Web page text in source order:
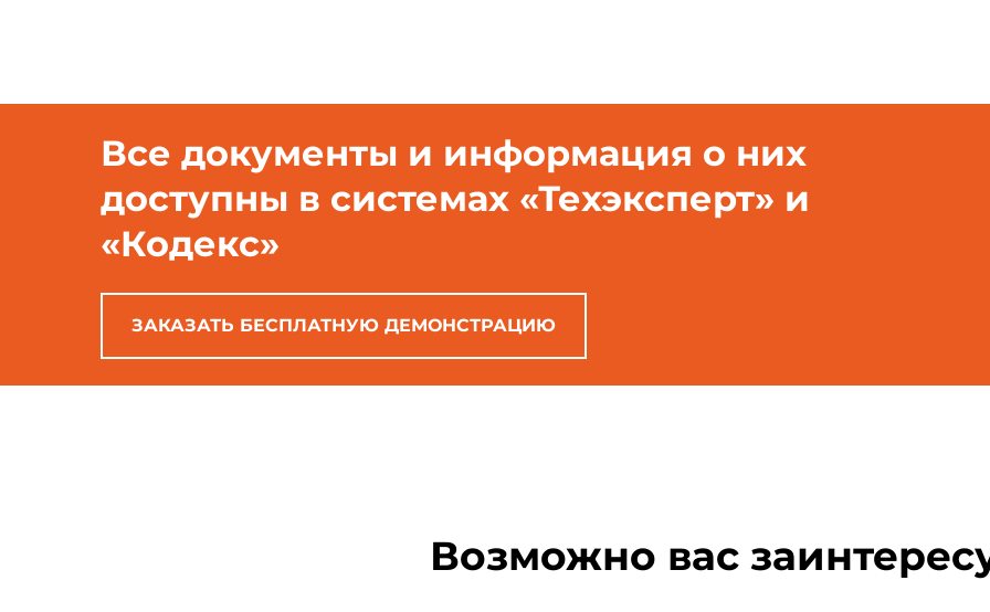
Все документы и информация о них
доступны в системах «Техэксперт» и
«Кодекс»
ЗАКАЗАТЬ БЕСПЛАТНУЮ ДЕМОНСТРАЦИЮ
Возможно вас